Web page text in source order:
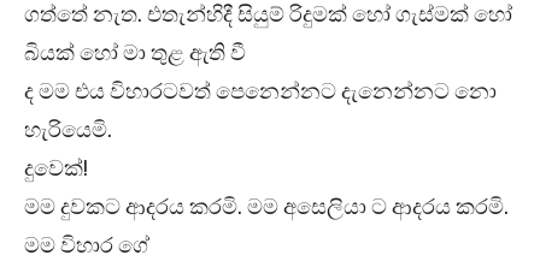
ගත්තේ නැත. එතැන්හිදී සියුම් රිදුමක් හෝ ගැස්මක් හෝ
බියක් හෝ මා තුළ ඇති වී
ද මම එය විහාරටවත් පෙනෙන්නට දැනෙන්නට නො
හැරියෙමි.
දුවෙක්!
මම දුවකට ආදරය කරමි. මම අසෙලියා ට ආදරය කරමි.
මම විහාර ගේ